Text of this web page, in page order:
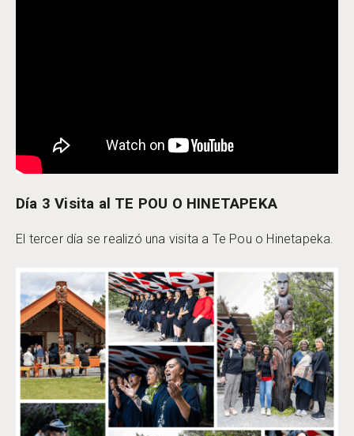
Día 3 Visita al TE POU O HINETAPEKA
El tercer día se realizó una visita a Te Pou o Hinetapeka.